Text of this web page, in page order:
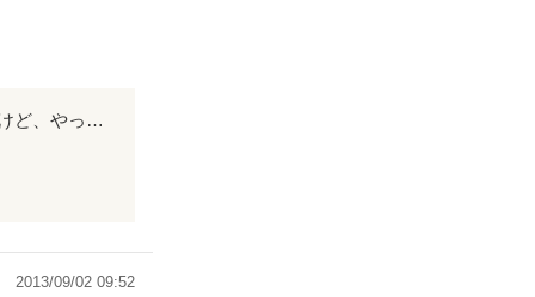
魔王と王女の物語もついに３話目！ 甘い新婚旅行を満喫するラスとコハクだったけど、やっぱり一筋縄ではいかなくて……？ 新たな登場人物や可愛らしい子供まで出てきて、胸キュン必至のこの作品！ ぜひ読んでみてください！
……？
2013/09/02 09:52